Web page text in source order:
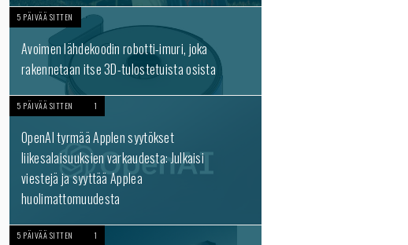
5 PÄIVÄÄ SITTEN
Avoimen lähdekoodin robotti-imuri, joka
rakennetaan itse 3D-tulostetuista osista
5 PÄIVÄÄ SITTEN 1
OpenAI tyrmää Applen syytökset
liikesalaisuuksien varkaudesta: Julkaisi
viestejä ja syyttää Applea
huolimattomuudesta
5 PÄIVÄÄ SITTEN 1